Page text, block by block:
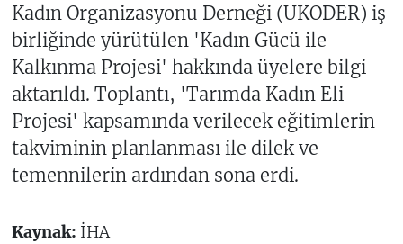
Kadın Organizasyonu Derneği (UKODER) iş
birliğinde yürütülen 'Kadın Gücü ile
Kalkınma Projesi' hakkında üyelere bilgi
aktarıldı. Toplantı, 'Tarımda Kadın Eli
Projesi' kapsamında verilecek eğitimlerin
takviminin planlanması ile dilek ve
temennilerin ardından sona erdi.
Kaynak: İHA